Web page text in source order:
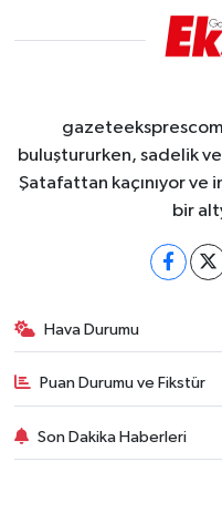
buluştururken, sadelik
Şatafattan kaçınıyor ve
bir
Hava Durumu
Puan Durumu ve Fikstür
Son Dakika Haberleri